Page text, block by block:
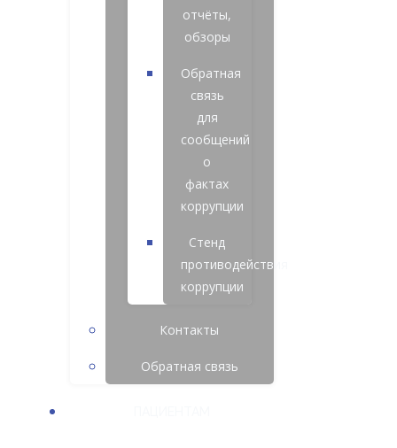
отчёты,
обзоры
Обратная
связь
для
сообщений
о
фактах
коррупции
Стенд
противодействия
коррупции
Контакты
Обратная связь